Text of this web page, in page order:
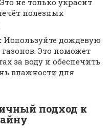
не только украсит
полезных
Используйте дождевую
Это поможет
за воду и обеспечить
влажности для
подход к